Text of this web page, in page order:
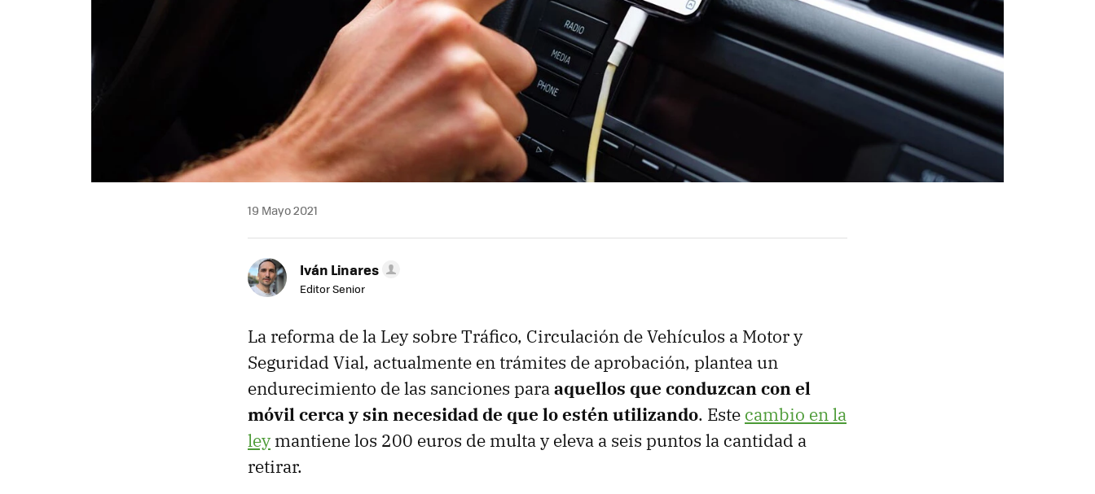
19 Mayo 2021
Iván Linares
Editor Senior
La reforma de la Ley sobre Tráfico, Circulación de Vehículos a Motor y
Seguridad Vial, actualmente en trámites de aprobación, plantea un
endurecimiento de las sanciones paraaquellos que conduzcan con el
móvil cerca y sin necesidad de que lo estén utilizando. Este cambio en la
leymantiene los 200 euros de multa y eleva a seis puntos la cantidad a
retirar.